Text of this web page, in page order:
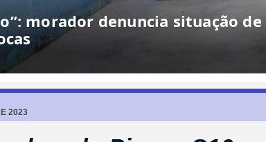
morador denuncia situação de
2023